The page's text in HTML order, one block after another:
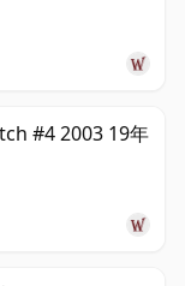
#4 2003 19年